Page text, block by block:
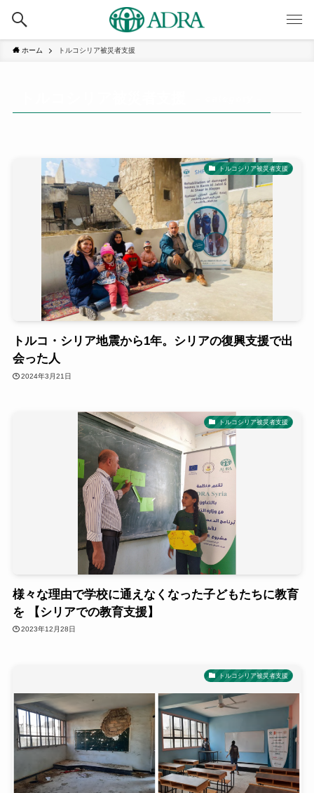
ホーム トルコシリア被災者支援
トルコシリア被災者支援
トルコ・シリア地震から1年。シリアの復興支援で出
会った人
2024年3月21日
トルコシリア被災者支援
様々な理由で学校に通えなくなった子どもたちに教育
を 【シリアでの教育支援】
2023年12月28日
トルコシリア被災者支援